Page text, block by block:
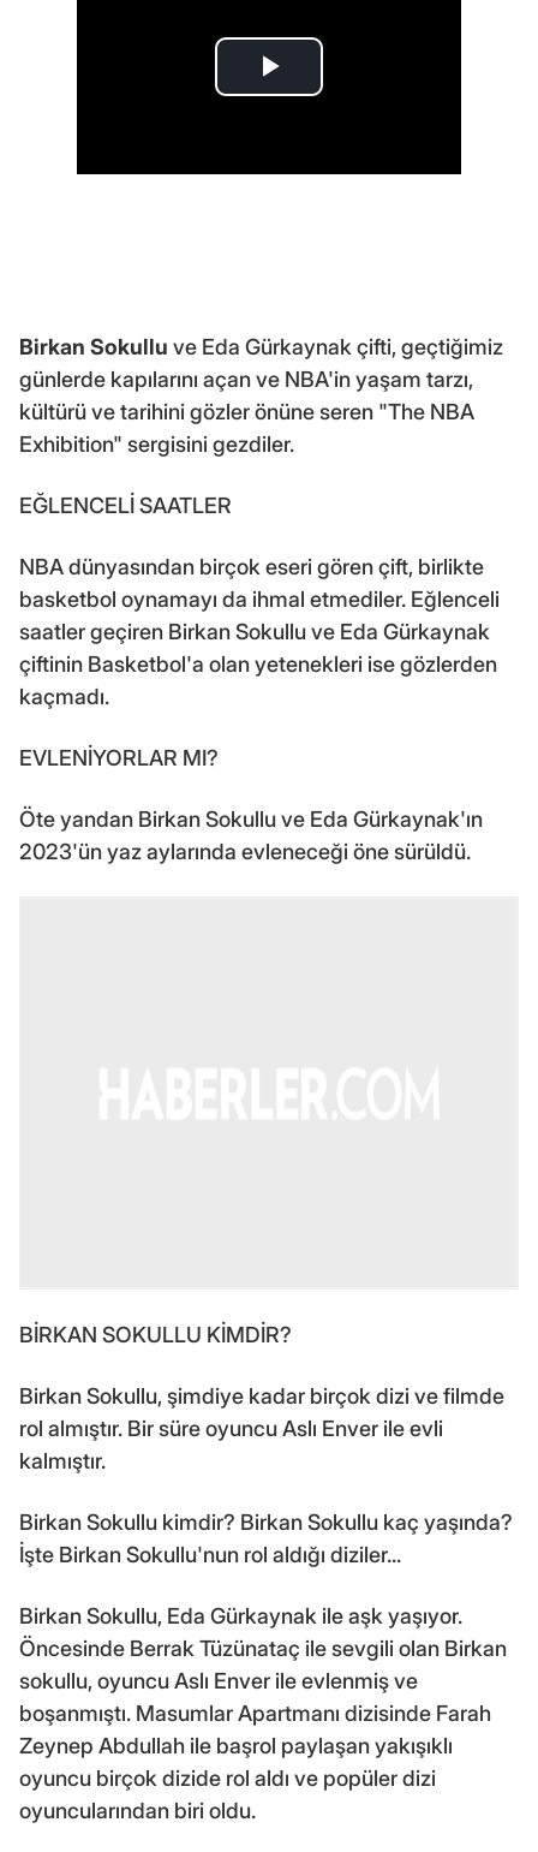
Birkan Sokullu ve Eda Gürkaynak çifti, geçtiğimiz
günlerde kapılarını açan ve NBA'in yaşam tarzı,
kültürü ve tarihini gözler önüne seren "The NBA
Exhibition" sergisini gezdiler.
EĞLENCELİ SAATLER
NBA dünyasından birçok eseri gören çift, birlikte
basketbol oynamayı da ihmal etmediler. Eğlenceli
saatler geçiren Birkan Sokullu ve Eda Gürkaynak
çiftinin Basketbol'a olan yetenekleri ise gözlerden
kaçmadı.
EVLENİYORLAR MI?
Öte yandan Birkan Sokullu ve Eda Gürkaynak'ın
2023'ün yaz aylarında evleneceği öne sürüldü.
BİRKAN SOKULLU KİMDİR?
Birkan Sokullu, şimdiye kadar birçok dizi ve filmde
rol almıştır. Bir süre oyuncu Aslı Enver ile evli
kalmıştır.
Birkan Sokullu kimdir? Birkan Sokullu kaç yaşında?
İşte Birkan Sokullu'nun rol aldığı diziler...
Birkan Sokullu, Eda Gürkaynak ile aşk yaşıyor.
Öncesinde Berrak Tüzünataç ile sevgili olan Birkan
sokullu, oyuncu Aslı Enver ile evlenmiş ve
boşanmıştı. Masumlar Apartmanı dizisinde Farah
Zeynep Abdullah ile başrol paylaşan yakışıklı
oyuncu birçok dizide rol aldı ve popüler dizi
oyuncularından biri oldu.